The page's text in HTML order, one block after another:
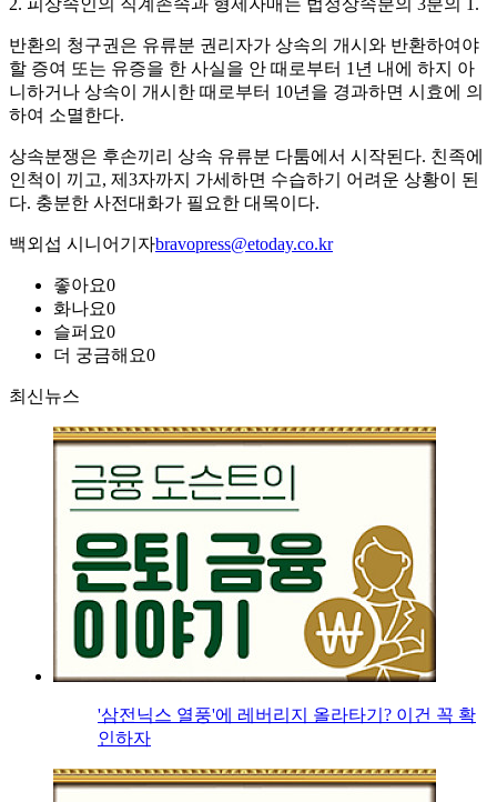
2. 피상속인의 직계존속과 형제자매는 법정상속분의 3분의 1.
반환의 청구권은 유류분 권리자가 상속의 개시와 반환하여야
할 증여 또는 유증을 한 사실을 안 때로부터 1년 내에 하지 아
니하거나 상속이 개시한 때로부터 10년을 경과하면 시효에 의
하여 소멸한다.
상속분쟁은 후손끼리 상속 유류분 다툼에서 시작된다. 친족에
인척이 끼고, 제3자까지 가세하면 수습하기 어려운 상황이 된
다. 충분한 사전대화가 필요한 대목이다.
백외섭 시니어기자bravopress@etoday.co.kr
좋아요0
화나요0
슬퍼요0
더 궁금해요0
최신뉴스
'삼전닉스 열풍'에 레버리지 올라타기? 이건 꼭 확
인하자